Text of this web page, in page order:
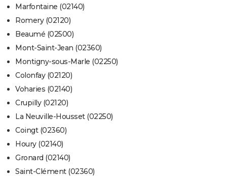
Marfontaine (02140)
Romery (02120)
Beaumé (02500)
Mont-Saint-Jean (02360)
Montigny-sous-Marle (02250)
Colonfay (02120)
Voharies (02140)
Crupilly (02120)
La Neuville-Housset (02250)
Coingt (02360)
Houry (02140)
Gronard (02140)
Saint-Clément (02360)